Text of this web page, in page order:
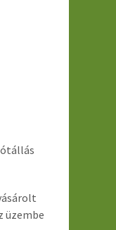
üzembe